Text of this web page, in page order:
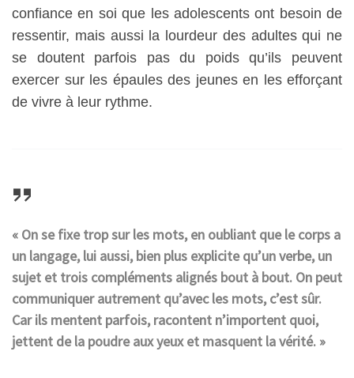
confiance en soi que les adolescents ont besoin de
ressentir, mais aussi la lourdeur des adultes qui ne
se doutent parfois pas du poids qu’ils peuvent
exercer sur les épaules des jeunes en les efforçant
de vivre à leur rythme.
« On se fixe trop sur les mots, en oubliant que le corps a
un langage, lui aussi, bien plus explicite qu’un verbe, un
sujet et trois compléments alignés bout à bout. On peut
communiquer autrement qu’avec les mots, c’est sûr.
Car ils mentent parfois, racontent n’importent quoi,
jettent de la poudre aux yeux et masquent la vérité. »